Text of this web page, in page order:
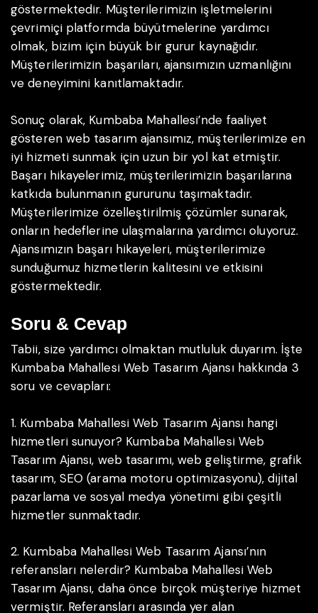
göstermektedir. Müşterilerimizin işletmelerini
çevrimiçi platformda büyütmelerine yardımcı
olmak, bizim için büyük bir gurur kaynağıdır.
Müşterilerimizin başarıları, ajansımızın uzmanlığını
ve deneyimini kanıtlamaktadır.
Sonuç olarak, Kumbaba Mahallesi’nde faaliyet
gösteren web tasarım ajansımız, müşterilerimize en
iyi hizmeti sunmak için uzun bir yol kat etmiştir.
Başarı hikayelerimiz, müşterilerimizin başarılarına
katkıda bulunmanın gururunu taşımaktadır.
Müşterilerimize özelleştirilmiş çözümler sunarak,
onların hedeflerine ulaşmalarına yardımcı oluyoruz.
Ajansımızın başarı hikayeleri, müşterilerimize
sunduğumuz hizmetlerin kalitesini ve etkisini
göstermektedir.
Soru & Cevap
Tabii, size yardımcı olmaktan mutluluk duyarım. İşte
Kumbaba Mahallesi Web Tasarım Ajansı hakkında 3
soru ve cevapları:
1. Kumbaba Mahallesi Web Tasarım Ajansı hangi
hizmetleri sunuyor?Kumbaba Mahallesi Web
Tasarım Ajansı, web tasarımı, web geliştirme, grafik
tasarım, SEO (arama motoru optimizasyonu), dijital
pazarlama ve sosyal medya yönetimi gibi çeşitli
hizmetler sunmaktadır.
2. Kumbaba Mahallesi Web Tasarım Ajansı’nın
referansları nelerdir? Kumbaba Mahallesi Web
Tasarım Ajansı, daha önce birçok müşteriye hizmet
vermiştir. Referansları arasında yer alan